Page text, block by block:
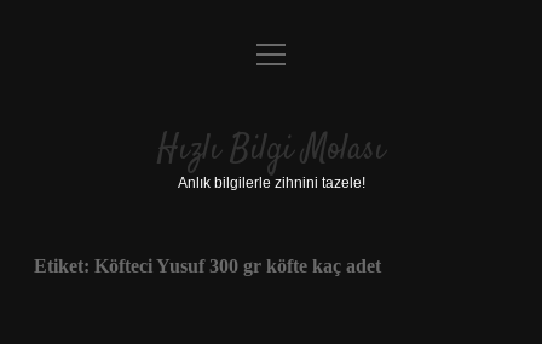
Anasayfa
Yasal Uyarı
menüyü
Hızlı Bilgi Molası
Anlık bilgilerle zihnini tazele!
Etiket: Köfteci Yusuf 300 gr köfte kaç adet